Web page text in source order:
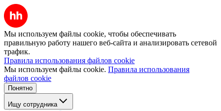
Мы используем файлы cookie, чтобы обеспечивать
правильную работу нашего веб-сайта и анализировать сетевой
трафик.
Правила использования файлов cookie
Мы используем файлы cookie. Правила использования
файлов cookie
Понятно
Ищу сотрудника